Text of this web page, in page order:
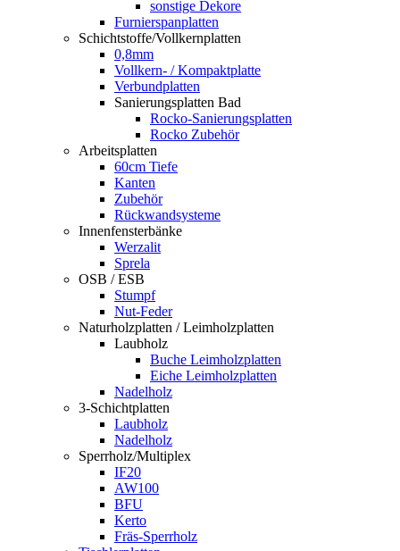
sonstige Dekore
Furnierspanplatten
Schichtstoffe/Vollkernplatten
0,8mm
Vollkern- / Kompaktplatte
Verbundplatten
Sanierungsplatten Bad
Rocko-Sanierungsplatten
Rocko Zubehör
Arbeitsplatten
60cm Tiefe
Kanten
Zubehör
Rückwandsysteme
Innenfensterbänke
Werzalit
Sprela
OSB / ESB
Stumpf
Nut-Feder
Naturholzplatten / Leimholzplatten
Laubholz
Buche Leimholzplatten
Eiche Leimholzplatten
Nadelholz
3-Schichtplatten
Laubholz
Nadelholz
Sperrholz/Multiplex
IF20
AW100
BFU
Kerto
Fräs-Sperrholz